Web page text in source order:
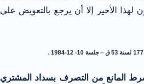
لهذا الأخير إلا أن يرجع بالتعويض علي
المانع من التصرف بسداد المشتري